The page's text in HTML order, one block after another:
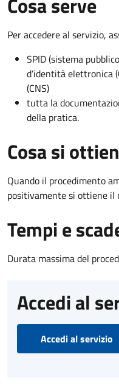
Per accedere al servizio,
SPID (sistema
d’identità elettronica
(CNS)
tutta la
della pratica.
Cosa si
Quando il procedimento
positivamente si ottiene il
Tempi e
Durata massima del
Accedi al
Accedi al servizio